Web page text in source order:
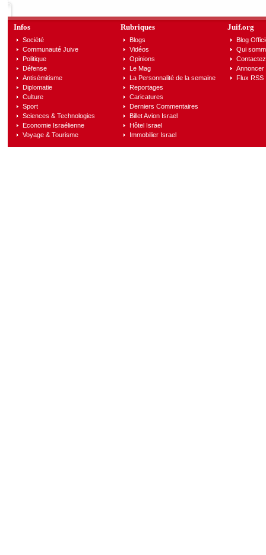
Infos
Société
Communauté Juive
Politique
Défense
Antisémitisme
Diplomatie
Culture
Sport
Sciences & Technologies
Economie Israélienne
Voyage & Tourisme
Rubriques
Blogs
Vidéos
Opinions
Le Mag
La Personnalité de la semaine
Reportages
Caricatures
Derniers Commentaires
Billet Avion Israel
Hôtel Israel
Immobilier Israel
Juif.org
Blog
Qui
Annoncer
Flux RSS